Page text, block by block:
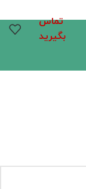
تماس
بگیرید